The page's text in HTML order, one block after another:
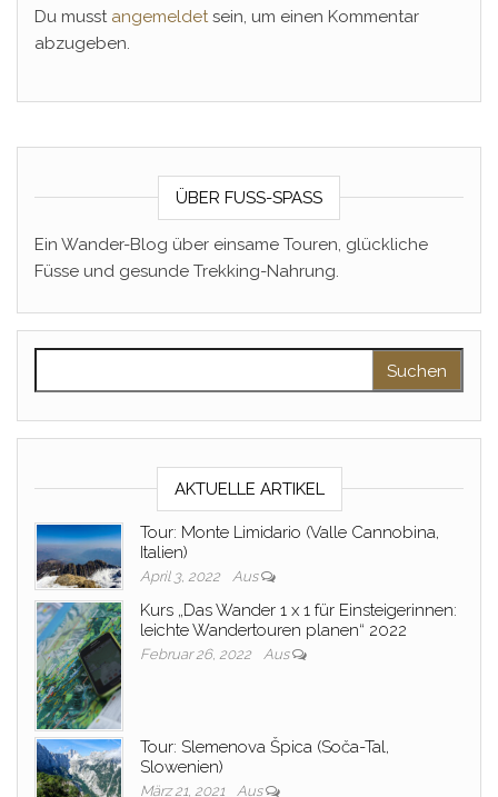
Du musst angemeldetsein, um einen Kommentar
abzugeben.
ÜBER FUSS-SPASS
Ein Wander-Blog über einsame Touren, glückliche
Füsse und gesunde Trekking-Nahrung.
AKTUELLE ARTIKEL
Tour: Monte Limidario (Valle Cannobina,
Italien)
April 3, 2022 Aus
Kurs „Das Wander 1 x 1 für Einsteigerinnen:
leichte Wandertouren planen“ 2022
Februar 26, 2022 Aus
Tour: Slemenova Špica (Soča-Tal,
Slowenien)
März 21, 2021 Aus